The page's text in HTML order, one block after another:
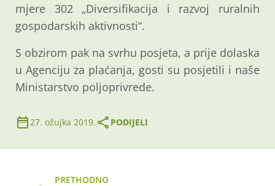
mjere 302 „Diversifikacija i razvoj ruralnih
gospodarskih aktivnosti“.
S obzirom pak na svrhu posjeta, a prije dolaska
u Agenciju za plaćanja, gosti su posjetili i naše
Ministarstvo poljoprivrede.
27. ožujka 2019. PODIJELI
PRETHODNO